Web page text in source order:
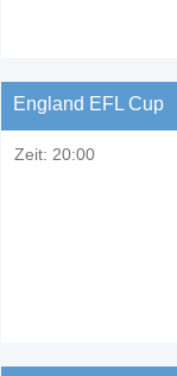
England EFL Cup
Zeit: 20:00